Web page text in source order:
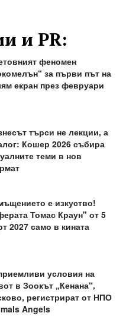
и PR:
феномен
за първи път на
екран през февруари
търси не лекции, а
Кошер 2026 събира
теми в нов
е изкуство!
Томас Краун" от 5
2027 само в кината
условия на
в Зоокът „Кенана“,
регистрират от НПО
Angels